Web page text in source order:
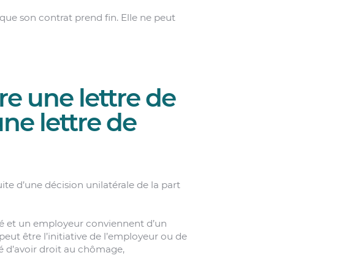
son contrat prend fin. Elle ne peut
une lettre de
lettre de
d’une décision unilatérale de la part
et un employeur conviennent d’un
être l’initiative de l’employeur ou de
droit au chômage,